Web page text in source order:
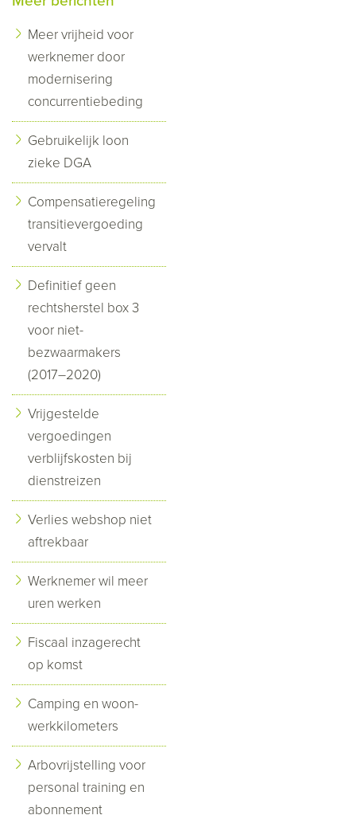
Meer vrijheid voor
werknemer door
modernisering
concurrentiebeding
Gebruikelijk loon
zieke DGA
Compensatieregeling
transitievergoeding
vervalt
Definitief geen
rechtsherstel box 3
voor niet-
bezwaarmakers
(2017–2020)
Vrijgestelde
vergoedingen
verblijfskosten bij
dienstreizen
Verlies webshop niet
aftrekbaar
Werknemer wil meer
uren werken
Fiscaal inzagerecht
op komst
Camping en woon-
werkkilometers
Arbovrijstelling voor
personal training en
abonnement